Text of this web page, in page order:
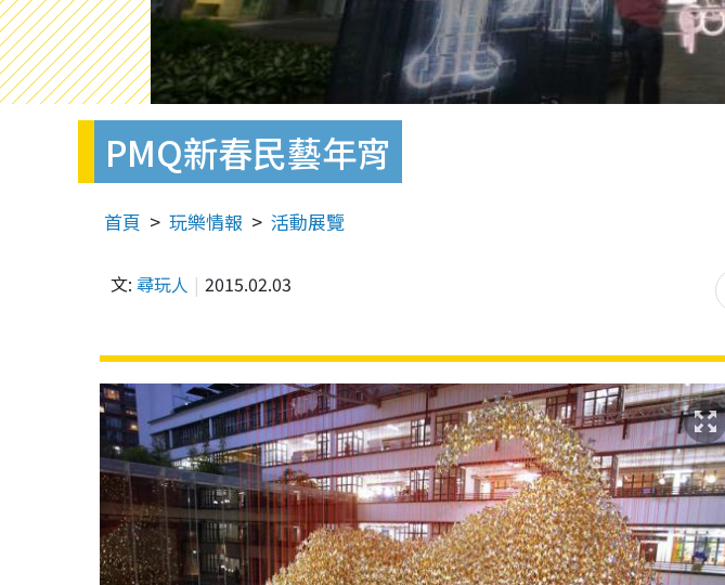
PMQ新春民藝年宵
首頁 玩樂情報 活動展覽
文: 尋玩人 2015.02.03